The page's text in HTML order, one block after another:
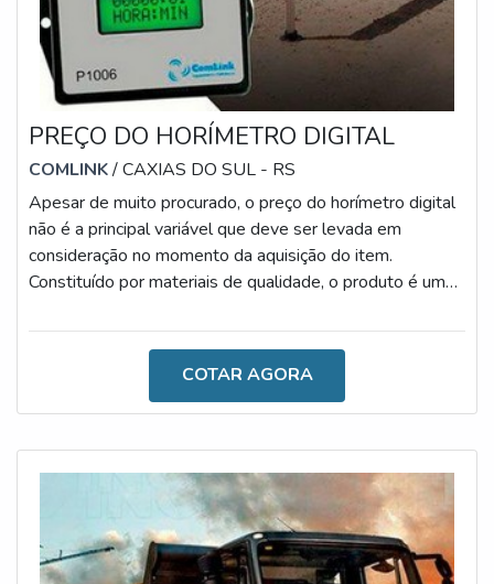
PREÇO DO HORÍMETRO DIGITAL
COMLINK/ CAXIAS DO SUL - RS
Apesar de muito procurado, o preço do horímetro digital
não é a principal variável que deve ser levada em
consideração no momento da aquisição do item.
Constituído por materiais de qualidade, o produto é um
de importantes informações, como horas trabalhadas,
ressaltar que estas informações possibilitam
verificações, como as trocas de componentes,
COTAR AGORA